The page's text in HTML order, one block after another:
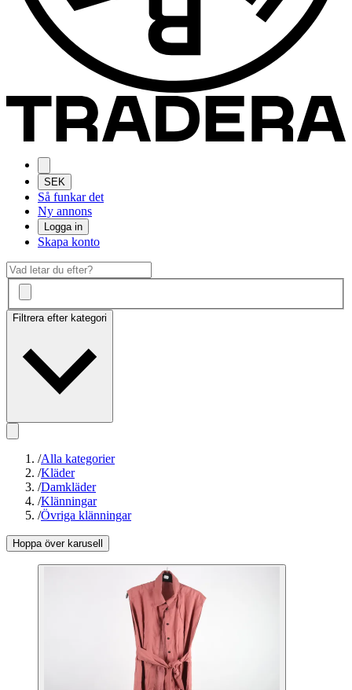
SEK
Så funkar det
Ny annons
Logga in
Skapa konto
Filtrera efter kategori
/Alla kategorier
/Kläder
/Damkläder
/Klänningar
/Övriga klänningar
Hoppa över karusell